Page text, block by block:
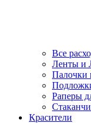
Все
Ленты и
Палочки
Раперы
Красители